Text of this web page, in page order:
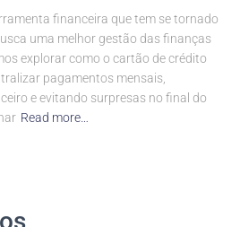
financeira que tem se tornado
uma melhor gestão das finanças
explorar como o cartão de crédito
pagamentos mensais,
e evitando surpresas no final do
Read more…